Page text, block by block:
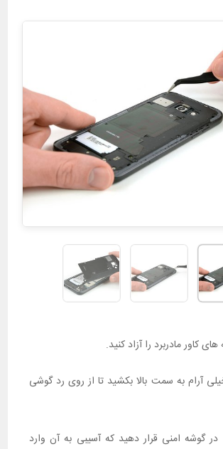
کاور مادربرد را آزاد کنید.
آرام به سمت بالا بکشید تا از روی رد گوشی
در گوشه امنی قرار دهید که آسیبی به آن وارد